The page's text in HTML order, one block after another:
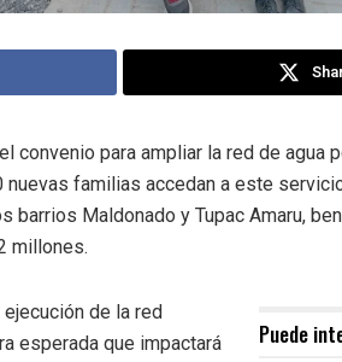
convenio para ampliar la red de agua
nuevas familias accedan a este
barrios Maldonado y Tupac Amaru,
millones.
Puede
de la red
esperada que impactará